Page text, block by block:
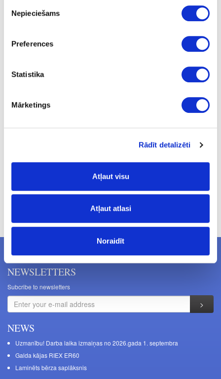
izvēle
Nepieciešams
Preferences
Statistika
Mārketings
Rādīt detalizēti
Atļaut visu
Atļaut atlasi
Noraidīt
Terrace oil Osmo Terrassen-Öl 019,
NEWSLETTERS
Subcribe to newsletters
NEWS
Uzmanību! Darba laika izmaiņas no 2026.gada 1. septembra
Galda kājas RIEX ER60
Laminēts bērza saplāksnis